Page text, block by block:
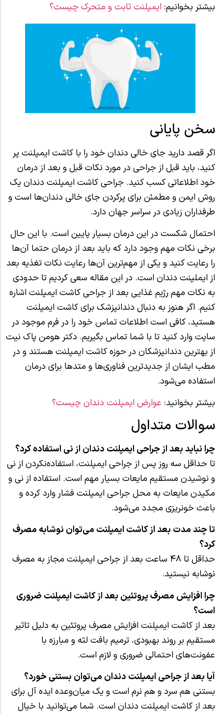
بیشتر بخوانیم: ایمپلنت ثابت و متحرک چیست؟
سخن پایانی
اگر قصد دارید جای خالی دندان خود را با کاشت ایمپلنت پر
کنید، باید قبل از جراحی در مورد نکات قبل و بعد از درمان
خود اطلاعاتی کسب کنید. جراحی کاشت ایمپلنت دندان یک
روش ایمن و مطمئن برای پرکردن جای خالی دندان‌ها است و
طرفداران زیادی در سراسر جهان دارد.
احتمال شکست در این درمان بسیار پایین است. با این حال
برخی نکات مهم وجود دارد که باید بعد از درمان حتما آن‌ها
را رعایت کنید و یکی از مهم‌ترین آن‌ها رعایت نکات تغذیه بعد
از ایملپنت دندان است. در این مقاله سعی کردیم تا حدودی
به نکات مهم رژیم غذایی بعد از جراحی کاشت ایمپلنت اشاره
کنیم. اگر هنوز به دنبال دندانپزشک برای کاشت ایمپلنت
هستید، کافی است اطلاعات تماس خود را در فرم موجود در
سایت وارد کنید تا با شما تماس بگیریم. دکتر هومن پاک نیت
از بهترین دندانپزشکان در حوزه کاشت ایمپلنت‌ هستند و در
مطب ایشان از جدیدترین فناوری‌ها و متدها برای درمان
استفاده می‌شود.
بیشتر بخوانید: عوارض ایمپلنت دندان چیست؟
سوالات متداول
چرا نباید بعد از جراحی ایمپلنت دندان از نی استفاده کرد؟
تا حداقل سه روز پس از جراحی ایمپلنت، استفاده‌نکردن از نی
و نوشیدن مستقیم مایعات بسیار مهم است. استفاده از نی و
مکیدن مایعات به محل جراحی ایمپلنت فشار وارد کرده و
باعث خونریزی مجدد می‌شود.
تا چند مدت بعد از کاشت ایمپلنت می‌توان نوشابه مصرف
کرد؟
حداقل تا ۴۸ ساعت بعد از جراحی ایمپلنت مجاز به مصرف
نوشابه نیستید.
چرا افزایش مصرف پروتئین بعد از کاشت ایمپلنت ضروری
است؟
بعد از کاشت ایمپلنت افزایش مصرف پروتئین به دلیل تاثیر
مستقیم بر روند بهبودی، ترمیم بافت لثه و مبارزه با
عفونت‌های احتمالی ضروری و لازم است.
آیا بعد از جراحی ایمپلنت دندان می‌توان بستنی خورد؟
بستنی هم سرد و هم نرم است و یک میان‌وعده ایده آل برای
بعد از کاشت ایمپلنت دندان است. شما می‌توانید با خیال